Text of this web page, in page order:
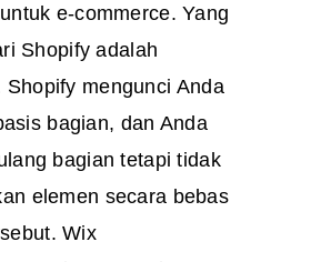
e-commerce. Yang
Shopify adalah
mengunci Anda
bagian, dan Anda
bagian tetapi tidak
elemen secara bebas
Wix